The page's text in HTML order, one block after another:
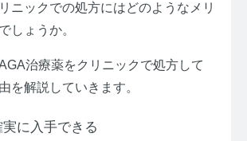
ニックでの処方にはどのようなメリ
しょうか。
治療薬をクリニックで処方して
を解説していきます。
に入手できる